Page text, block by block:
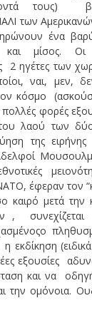
τους)
των
ένα
μίσος. Οι
2 ηγέτες των
ναι, μεν,
κόσμο
πολλές φορές
του λαού των
της
έφεραν τον
καιρό μετά την
, συνεχίζεται
εκδίκηση
εξουσίες
και να
την ομόνοια.